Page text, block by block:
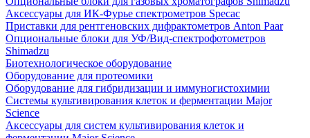
Аксессуары для ИК-Фурье спектрометров Specac
Приставки для рентгеновских дифрактометров Anton Paar
Опциональные блоки для УФ/Вид-спектрофотометров
Shimadzu
Биотехнологическое оборудование
Оборудование для протеомики
Оборудование для гибридизации и иммуногистохимии
Системы культивирования клеток и ферментации Major
Science
Аксессуары для систем культивирования клеток и